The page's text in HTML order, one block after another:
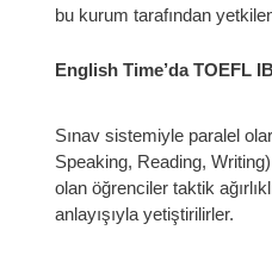
bu kurum tarafından
English Time’da TOEFL
Sınav sistemiyle paralel
Speaking, Reading,
olan öğrenciler taktik
anlayışıyla yetiştirilirler.